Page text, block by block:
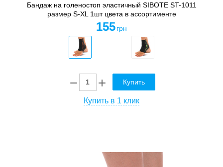
Бандаж на голеностоп эластичный SIBOTE ST-1011
размер S-XL 1шт цвета в ассортименте
155 грн
Купить
Купить в 1 клик